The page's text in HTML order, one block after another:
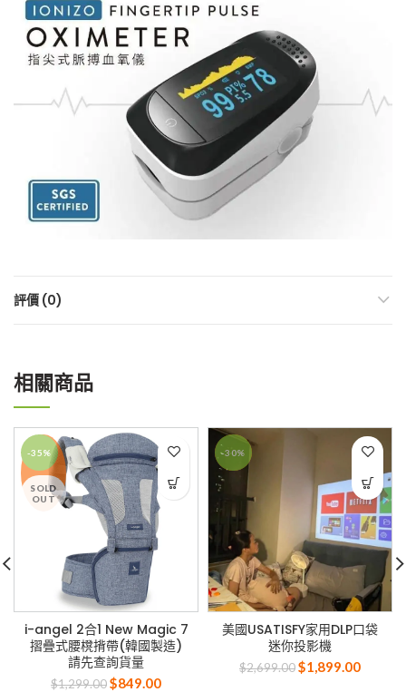
評價 (0)
相關商品
-35%
SOLD
OUT
i-angel 2合1 New Magic 7
摺疊式腰櫈揹帶(韓國製造)
請先查詢貨量
$1,299.00$849.00
-30%
美國USATISFY家用DLP口袋
迷你投影機
$2,699.00$1,899.00